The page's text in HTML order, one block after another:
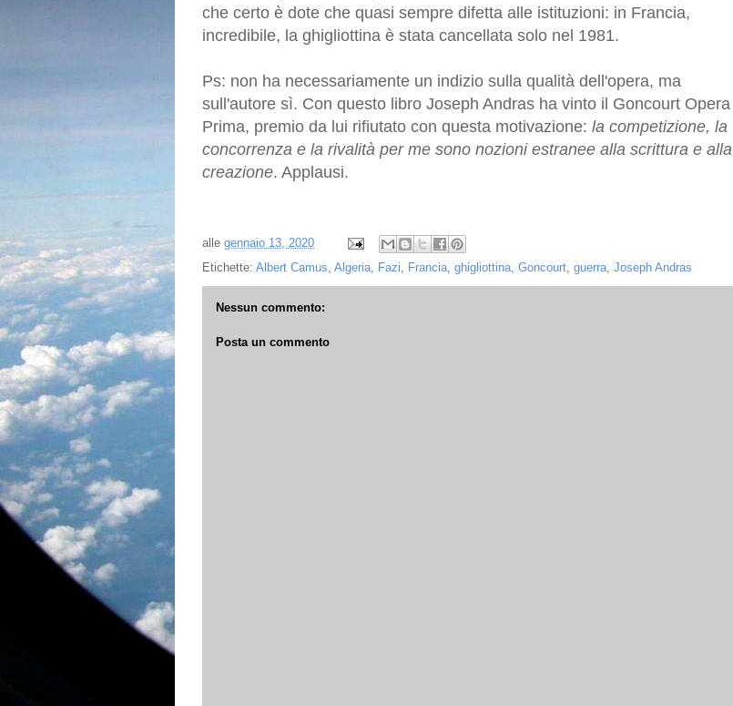
che certo è dote che quasi sempre difetta alle istituzioni: in Francia,
incredibile, la ghigliottina è stata cancellata solo nel 1981.
Ps: non ha necessariamente un indizio sulla qualità dell'opera, ma
sull'autore sì. Con questo libro Joseph Andras ha vinto il Goncourt Opera
Prima, premio da lui rifiutato con questa motivazione: la competizione, la
concorrenza e la rivalità per me sono nozioni estranee alla scrittura e alla
creazione. Applausi.
alle gennaio 13, 2020
Etichette: Albert Camus, Algeria, Fazi, Francia, ghigliottina, Goncourt, guerra, Joseph Andras
Nessun commento:
Posta un commento